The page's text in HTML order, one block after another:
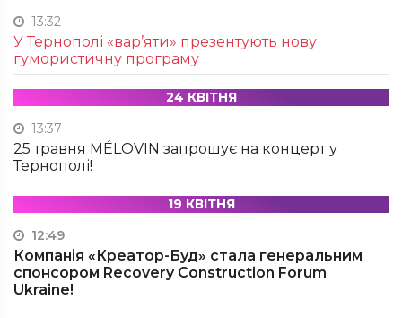
13:32
У Тернополі «вар’яти» презентують нову
гумористичну програму
24 КВІТНЯ
13:37
25 травня MÉLOVIN запрошує на концерт у
Тернополі!
19 КВІТНЯ
12:49
Компанія «Креатор-Буд» стала генеральним
спонсором Recovery Construction Forum
Ukraine!